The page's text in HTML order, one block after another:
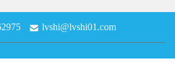
lvshi@lvshi01.com